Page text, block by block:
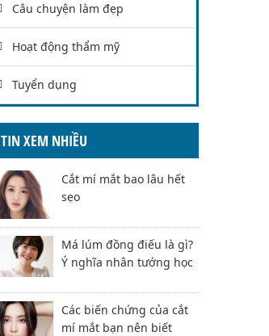
Câu chuyện làm đẹp
Hoạt động thẩm mỹ
Tuyển dụng
TIN XEM NHIỀU
Cắt mí mắt bao lâu hết
sẹo
Má lúm đồng điếu là gì?
Ý nghĩa nhân tướng học
Các biến chứng của cắt
mí mắt bạn nên biết